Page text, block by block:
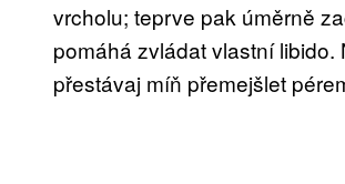
vrcholu; teprve pak úměrně
pomáhá zvládat vlastní
přestávaj míň přemejšlet